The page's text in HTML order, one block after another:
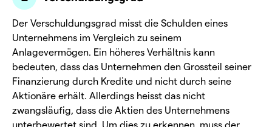
Der Verschuldungsgrad misst die Schulden eines
Unternehmens im Vergleich zu seinem
Anlagevermögen. Ein höheres Verhältnis kann
bedeuten, dass das Unternehmen den Grossteil seiner
Finanzierung durch Kredite und nicht durch seine
Aktionäre erhält. Allerdings heisst das nicht
zwangsläufig, dass die Aktien des Unternehmens
unterbewertet sind. Um dies zu erkennen, muss der